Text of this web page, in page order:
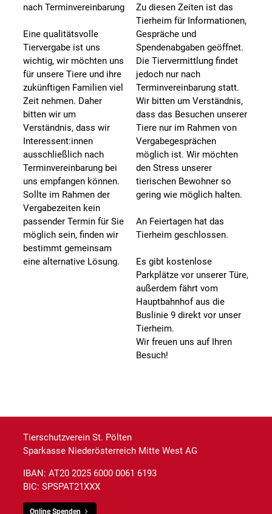
nach Terminvereinbarung
Eine qualitätsvolle
Tiervergabe ist uns
wichtig, wir möchten uns
für unsere Tiere und ihre
zukünftigen Familien viel
Zeit nehmen. Daher
bitten wir um
Verständnis, dass wir
Interessent:innen
ausschließlich nach
Terminvereinbarung bei
uns empfangen können.
Sollte im Rahmen der
Vergabezeiten kein
passender Termin für Sie
möglich sein, finden wir
bestimmt gemeinsam
eine alternative Lösung.
Zu diesen Zeiten ist das
Tierheim für Informationen,
Gespräche und
Spendenabgaben geöffnet.
Die Tiervermittlung findet
jedoch nur nach
Terminvereinbarung statt.
Wir bitten um Verständnis,
dass das Besuchen unserer
Tiere nur im Rahmen von
Vergabegesprächen
möglich ist. Wir möchten
den Stress unserer
tierischen Bewohner so
gering wie möglich halten.
An Feiertagen hat das
Tierheim geschlossen.
Es gibt kostenlose
Parkplätze vor unserer Türe,
außerdem fährt vom
Hauptbahnhof aus die
Buslinie 9 direkt vor unser
Tierheim.
Wir freuen uns auf Ihren
Besuch!
Tierschutzverein St. Pölten
Sparkasse Niederösterreich Mitte West AG
IBAN: AT20 2025 6000 0061 6193
BIC: SPSPAT21XXX
Online Spenden